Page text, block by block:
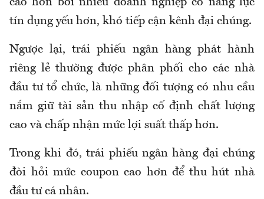
tín dụng yếu hơn, khó tiếp cận kênh đại chúng.
Ngược lại, trái phiếu ngân hàng phát hành
riêng lẻ thường được phân phối cho các nhà
đầu tư tổ chức, là những đối tượng có nhu cầu
nắm giữ tài sản thu nhập cố định chất lượng
cao và chấp nhận mức lợi suất thấp hơn.
Trong khi đó, trái phiếu ngân hàng đại chúng
đòi hỏi mức coupon cao hơn để thu hút nhà
đầu tư cá nhân.